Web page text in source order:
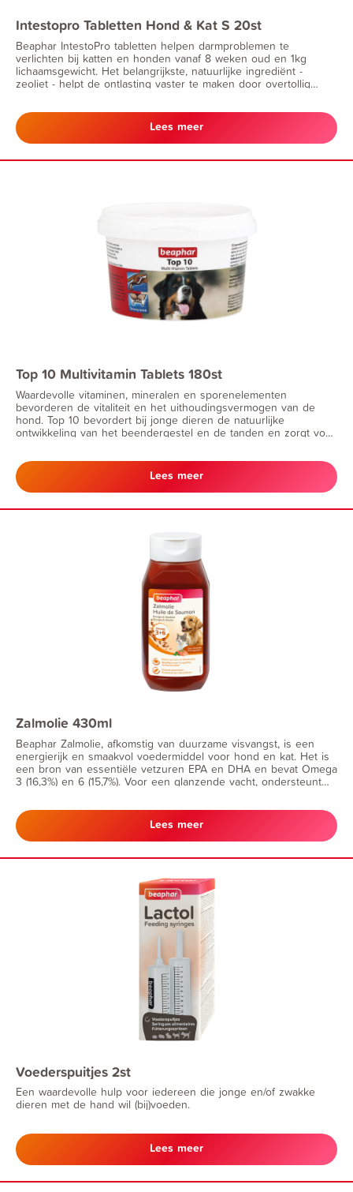
Intestopro Tabletten Hond & Kat S 20st
Beaphar IntestoPro tabletten helpen darmproblemen te
verlichten bij katten en honden vanaf 8 weken oud en 1kg
lichaamsgewicht. Het belangrijkste, natuurlijke ingrediënt -
zeoliet - helpt de ontlasting vaster te maken door overtollig
darmwerking en het versterken van de darmflora. IntestoPro is
zeer geschikt voor katten en honden met wisselende of dunne
ontlasting. Mag ook gebruikt worden tijdens dracht en lactatie.
Lees meer
Top 10 Multivitamin Tablets 180st
Waardevolle vitaminen, mineralen en sporenelementen
bevorderen de vitaliteit en het uithoudingsvermogen van de
hond. Top 10 bevordert bij jonge dieren de natuurlijke
ontwikkeling van het beendergestel en de tanden en zorgt voor
Lees meer
Zalmolie 430ml
Beaphar Zalmolie, afkomstig van duurzame visvangst, is een
energierijk en smaakvol voedermiddel voor hond en kat. Het is
een bron van essentiële vetzuren EPA en DHA en bevat Omega
3 (16,3%) en 6 (15,7%). Voor een glanzende vacht, ondersteunt
Lees meer
Voederspuitjes 2st
Een waardevolle hulp voor iedereen die jonge en/of zwakke
dieren met de hand wil (bij)voeden.
Lees meer